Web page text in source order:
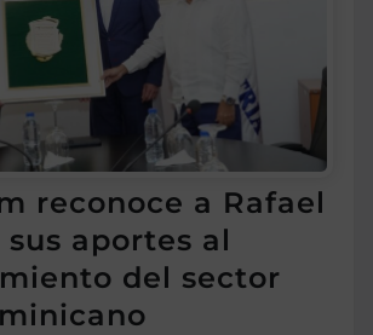
reconoce a Rafael
sus aportes al
del sector